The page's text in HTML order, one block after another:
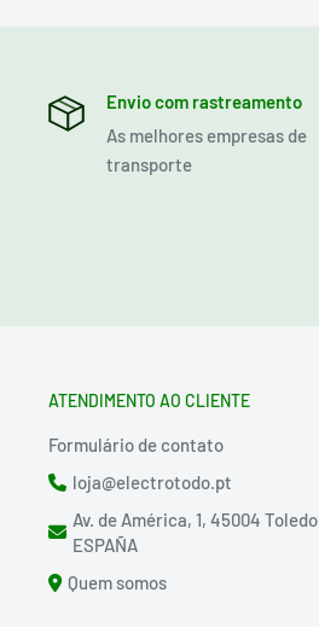
Envio com rastreamento
As melhores empresas de
transporte
ATENDIMENTO AO CLIENTE
Formulário de contato
loja@electrotodo.pt
Av. de América, 1, 45004 Toledo
ESPAÑA
Quem somos